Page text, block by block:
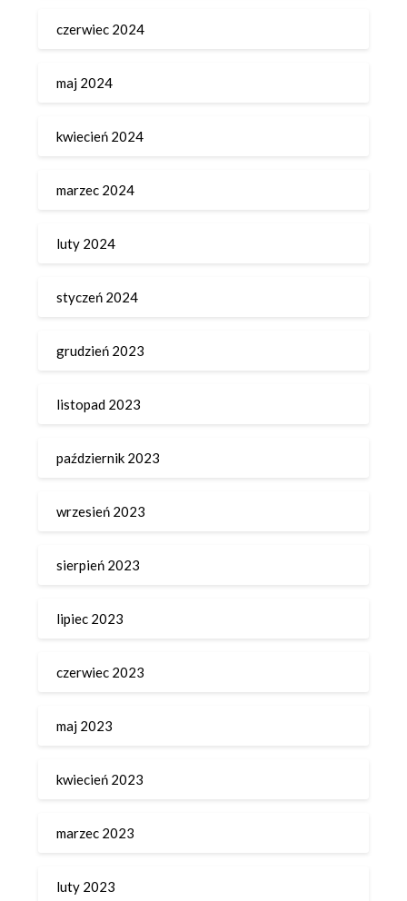
czerwiec 2024
maj 2024
kwiecień 2024
marzec 2024
luty 2024
styczeń 2024
grudzień 2023
listopad 2023
październik 2023
wrzesień 2023
sierpień 2023
lipiec 2023
czerwiec 2023
maj 2023
kwiecień 2023
marzec 2023
luty 2023